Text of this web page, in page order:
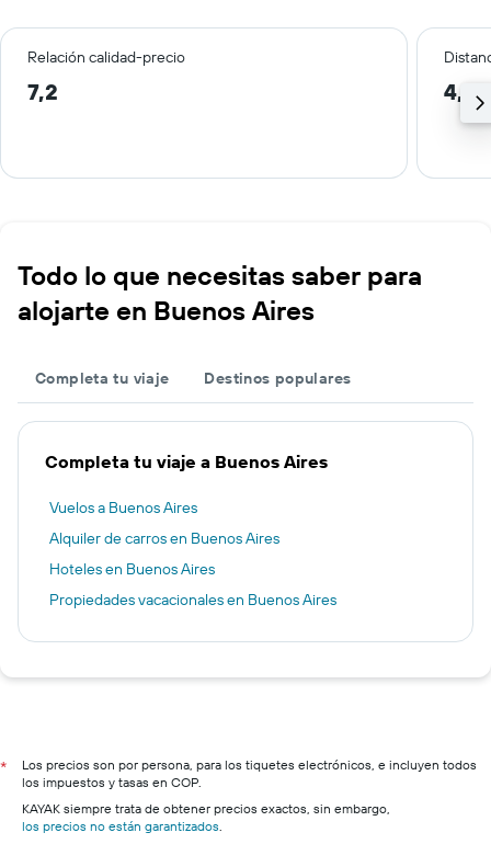
Relación calidad-precio
7,2 4,6
Todo lo que necesitas saber para
alojarte en Buenos Aires
Completa tu viaje Destinos populares
Completa tu viaje a Buenos Aires
Vuelos a Buenos Aires
Alquiler de carros en Buenos Aires
Hoteles en Buenos Aires
Propiedades vacacionales en Buenos Aires
*
Los precios son por persona, para los tiquetes electrónicos, e incluyen todos
los impuestos y tasas en COP.
KAYAK siempre trata de obtener precios exactos, sin embargo,
los precios no están garantizados.